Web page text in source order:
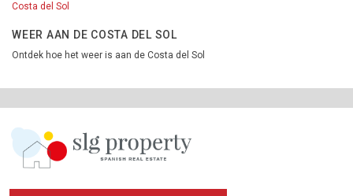
Costa del Sol
WEER AAN DE COSTA DEL SOL
Ontdek hoe het weer is aan de Costa del Sol